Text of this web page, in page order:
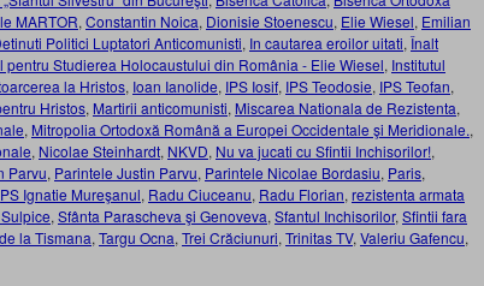
MARTOR, Constantin Noica, Dionisie Stoenescu, Elie Wiesel, Emilian
Politici Luptatori Anticomunisti, In cautarea eroilor uitati, Înalt
pentru Studierea Holocaustului din România - Elie Wiesel, Institutul
la Hristos, Ioan Ianolide, IPS Iosif, IPS Teodosie, IPS Teofan,
Hristos, Martirii anticomunisti, Miscarea Nationala de Rezistenta,
, Mitropolia Ortodoxă Română a Europei Occidentale şi Meridionale.,
, Nicolae Steinhardt, NKVD, Nu va jucati cu Sfintii Inchisorilor!,
Parvu, Parintele Justin Parvu, Parintele Nicolae Bordasiu, Paris,
PS Ignatie Mureşanul, Radu Ciuceanu, Radu Florian, rezistenta armata
, Sfânta Parascheva şi Genoveva, Sfantul Inchisorilor, Sfintii fara
la Tismana, Targu Ocna, Trei Crăciunuri, Trinitas TV, Valeriu Gafencu,